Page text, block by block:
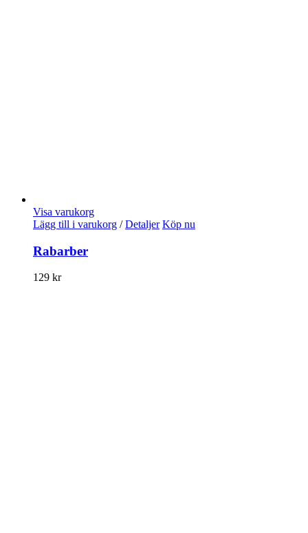
Visa varukorg
Lägg till i varukorg / Detaljer Köp nu
Rabarber
129 kr